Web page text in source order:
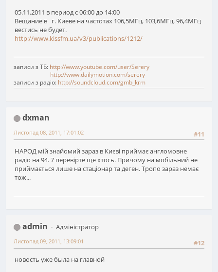
05.11.2011 в период с 06:00 до 14:00
Вещание в г. Киеве на частотах 106,5МГц, 103,6МГц, 96,4МГц
вестись не будет.
http://www.kissfm.ua/v3/publications/1212/
записи з ТБ: http://www.youtube.com/user/Serery
http://www.dailymotion.com/serery
записи з радіо: http://soundcloud.com/gmb_krm
dxman
#11
Листопад 08, 2011, 17:01:02
НАРОД мій знайомий зараз в Києві приймає англомовне
радіо на 94. 7 перевірте ще хтось. Причому на мобільний не
приймається лише на стаціонар та деген. Тропо зараз немає
тож...
admin
Адміністратор
#12
Листопад 09, 2011, 13:09:01
новость уже была на главной